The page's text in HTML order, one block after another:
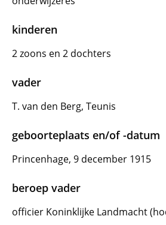
kinderen
2 zoons en 2 dochters
vader
T. van den Berg, Teunis
geboorteplaats en/of -datum
Princenhage, 9 december 1915
beroep vader
officier Koninklijke Landmacht